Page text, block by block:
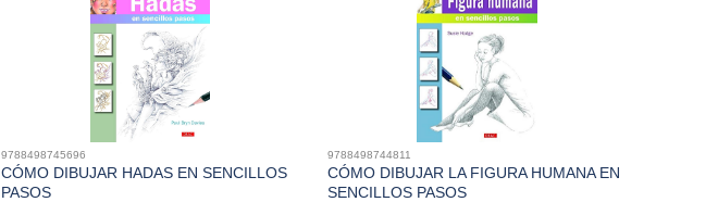
9788498745696
CÓMO DIBUJAR HADAS EN SENCILLOS
PASOS
9788498744811
CÓMO DIBUJAR LA FIGURA HUMANA EN
SENCILLOS PASOS